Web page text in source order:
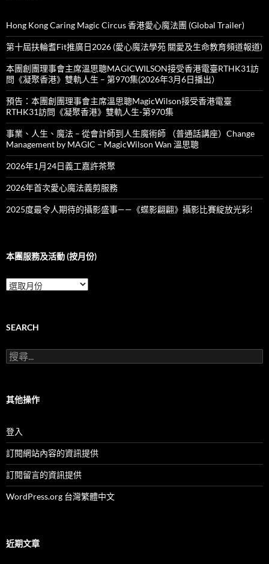
Hong Kong Caring Magic Circus 香港愛心魔法團 (Global Trailer)
第十屆扶輪耆Fit推廣日2026 (愛心魔法學苑 關愛及生命教育頻道報道)
本團創團理事會主席溫思聰MAGICWILSON接受香港電臺RTHK31訪
問《凝聚香港》雙軌人生 – 第970集(2026年3月6日播出）
預告：本團創團理事會主席溫思聰MagicWilson接受香港電臺
RTHK31訪問《凝聚香港》雙軌人生-第970集
事業、人生、魔法 – 從會計師到人生魔術師 （普通話講座）Change
Management by MAGIC – MagicWilson Wan 溫思聰
2026年1月24日義工嘉許茶聚
2026年首次愛心魔法義剪服務
2025度最令人期待的攝影盛事——《蝶影翩翩》攝影比賽綻放光彩!
本團服務及活動 (按月份)
本
團
及
動
(按
SEARCH
搜
尋
字:
其他操作
登入
訂閱網站內容的資訊提供
訂閱留言的資訊提供
WordPress.org 台灣繁體中文
近期文章